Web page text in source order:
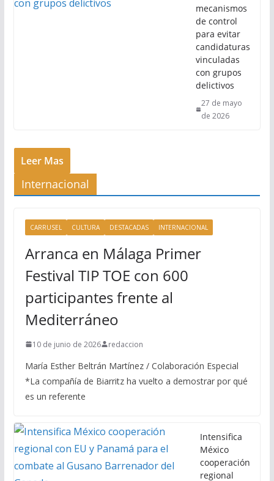
mecanismos
de control
para evitar
candidaturas
vinculadas
con grupos
delictivos
27 de mayo
de 2026
Leer Mas
Internacional
CARRUSEL CULTURA DESTACADAS INTERNACIONAL
Arranca en Málaga Primer
Festival TIP TOE con 600
participantes frente al
Mediterráneo
10 de junio de 2026 redaccion
María Esther Beltrán Martínez / Colaboración Especial
*La compañía de Biarritz ha vuelto a demostrar por qué
es un referente
Intensifica
México
cooperación
regional